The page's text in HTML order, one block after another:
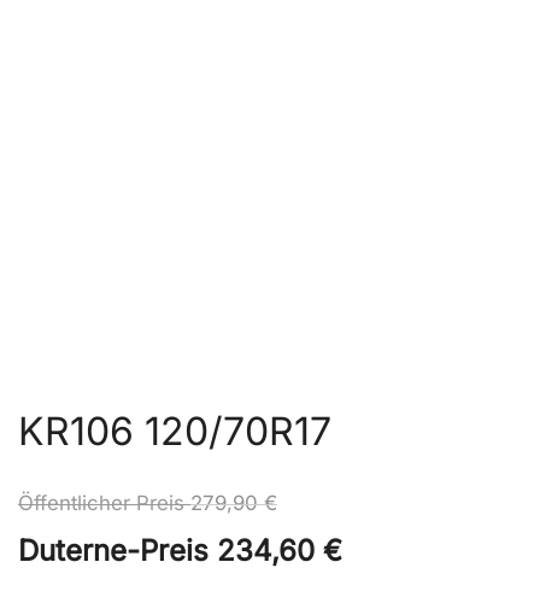
KR106 120/70R17
Öffentlicher Preis279,90€
Duterne-Preis 234,60 €